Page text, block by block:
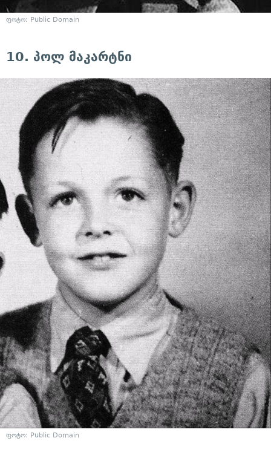
ფოტო: Public Domain
10. პოლ მაკარტნი
ფოტო: Public Domain